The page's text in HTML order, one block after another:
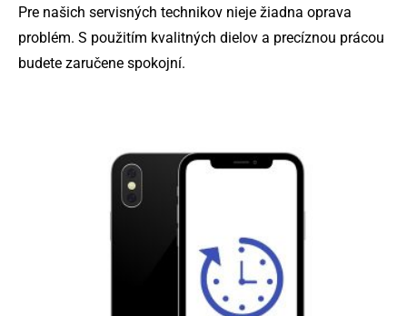
Pre našich servisných technikov nieje žiadna oprava
problém. S použitím kvalitných dielov a precíznou prácou
budete zaručene spokojní.